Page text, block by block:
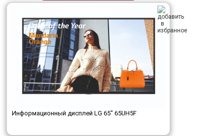
Информационный дисплей LG 65" 65UH5F